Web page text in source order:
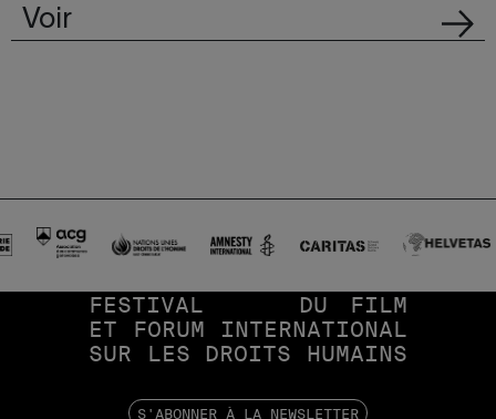
Voir
FESTIVAL DU
FILM
ET
FORUM
INTERNATIONAL
SUR
LES DROITS HUMAINS
S'ABONNER À LA NEWSLETTER